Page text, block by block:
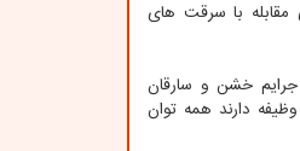
مقابله با سرقت های
خشن و سارقان
دارند همه توان